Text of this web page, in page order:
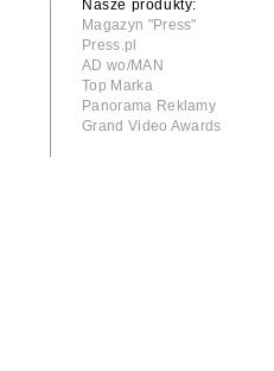
Nasze produkty:
Magazyn "Press"
Press.pl
AD wo/MAN
Top Marka
Panorama Reklamy
Grand Video Awards